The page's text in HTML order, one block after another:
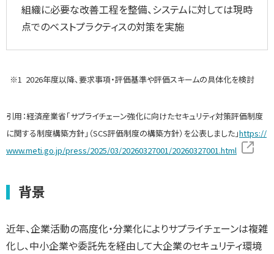
組織に必要な改善工程を整備、システムに対しては現時
点でのベストプラクティスの対策を実施
※1 2026年度以降、要求事項・評価基準や評価スキームの具体化を検討
引用：経済産業省「サプライチェーン強化に向けたセキュリティ対策評価制度
に関する制度構築方針」（SCS評価制度の構築方針）を公表しました」https://
www.meti.go.jp/press/2025/03/20260327001/20260327001.html
背景
近年、企業活動の高度化・分業化によりサプライチェーンは複雑
化し、中小企業や委託先を経由して大企業のセキュリティ環境